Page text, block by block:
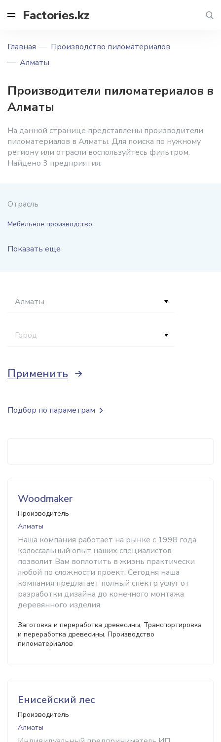
Factories.kz
Главная
Производство пиломатериалов
Алматы
Производители пиломатериалов в
Алматы
На данной странице представлены производители
пиломатериалов в Алматы. Для поиска по нужному
региону или отрасли воспользуйтесь фильтром.
Найдено 3 предприятия.
Отрасль
Мебельное производство
Показать еще
Алматы
Город
Применить
Woodmaker
Производитель
Алматы
Наша компания работает на рынке с 1998 года,
колоссальный опыт наших специалистов
позволит Вам воплотить в жизнь практически
любой по сложности проект. Сегодня наша
компания предлагает полный спектр услуг от
разработки дизайна до конечного монтажа
деревянного изделия.
Заготовка и переработка древесины, Транспортировка
и переработка древесины, Производство
пиломатериалов
Енисейский лес
Производитель
Алматы
Подбор по параметрам